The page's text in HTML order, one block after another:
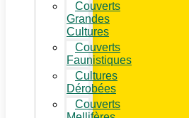
Couverts
Grandes
Cultures
Couverts
Faunistiques
Cultures
Dérobées
Couverts